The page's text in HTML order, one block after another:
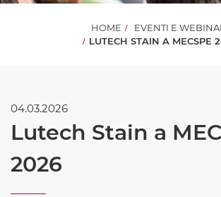
HOME
EVENTI E
LUTECH STAIN A MECSPE
04.03.2026
Lutech Stain a
2026